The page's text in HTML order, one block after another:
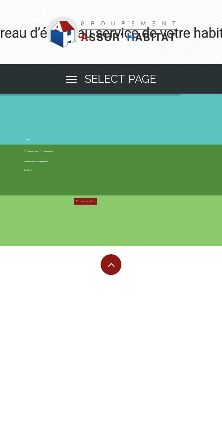
SELECT PAGE
L’état,
la société civileet les citoyens
En savoir plus
mobilisés pour le changement :
LA COP21